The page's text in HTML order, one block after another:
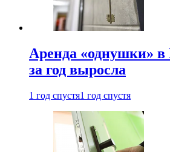
Аренда «однушки»
за год выросла
1 год спустя1 год спустя